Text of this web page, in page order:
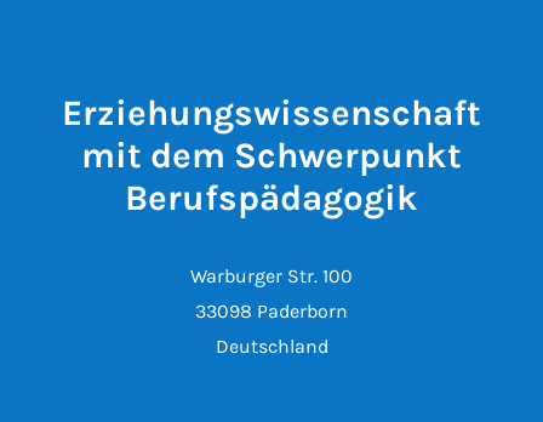
Erziehungswissenschaft
mit dem Schwerpunkt
Berufspädagogik
Warburger Str. 100
33098 Paderborn
Deutschland